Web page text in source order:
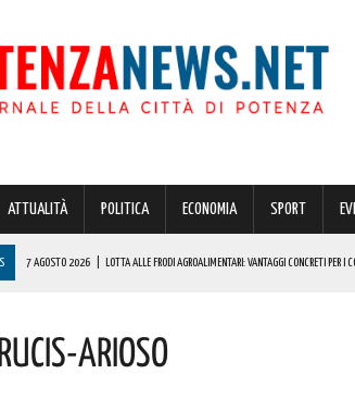
ATTUALITÀ POLITICA ECONOMIA SPORT
7 AGOSTO 2026 LOTTA ALLE FRODI AGROALIMENTARI: VANTAGGI CONCRETI PER I
| GIOCHI DEL MEDITERRANEO TARANTO 2026: CONVOCATA LA FIORETTISTA
Arioso